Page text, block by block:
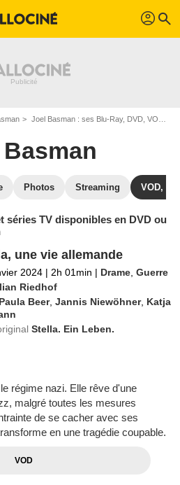
profil search
Joel Basman : ses Blu-Ray, DVD, VOD, SVOD
Photos Streaming VOD,
séries TV disponibles en DVD ou
une vie allemande
2024 | 2h 01min | Drame ,Guerre
Riedhof
Paula Beer,Jannis Niewöhner, Katja
Stella. Ein Leben.
régime nazi. Elle rêve d'une
malgré toutes les mesures
de se cacher avec ses
en une tragédie coupable.
VOD